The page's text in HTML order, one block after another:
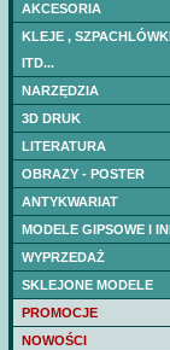
AKCESORIA
KLEJE ,
ITD...
NARZĘDZIA
3D DRUK
LITERATURA
OBRAZY - POSTER
ANTYKWARIAT
MODELE GIPSOWE I
WYPRZEDAŻ
SKLEJONE MODELE
PROMOCJE
NOWOŚCI